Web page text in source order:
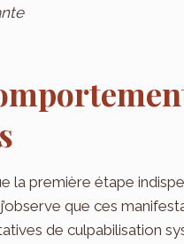
la première étape
que ces
de culpabilisation